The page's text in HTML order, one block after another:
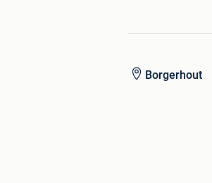
Borgerhout